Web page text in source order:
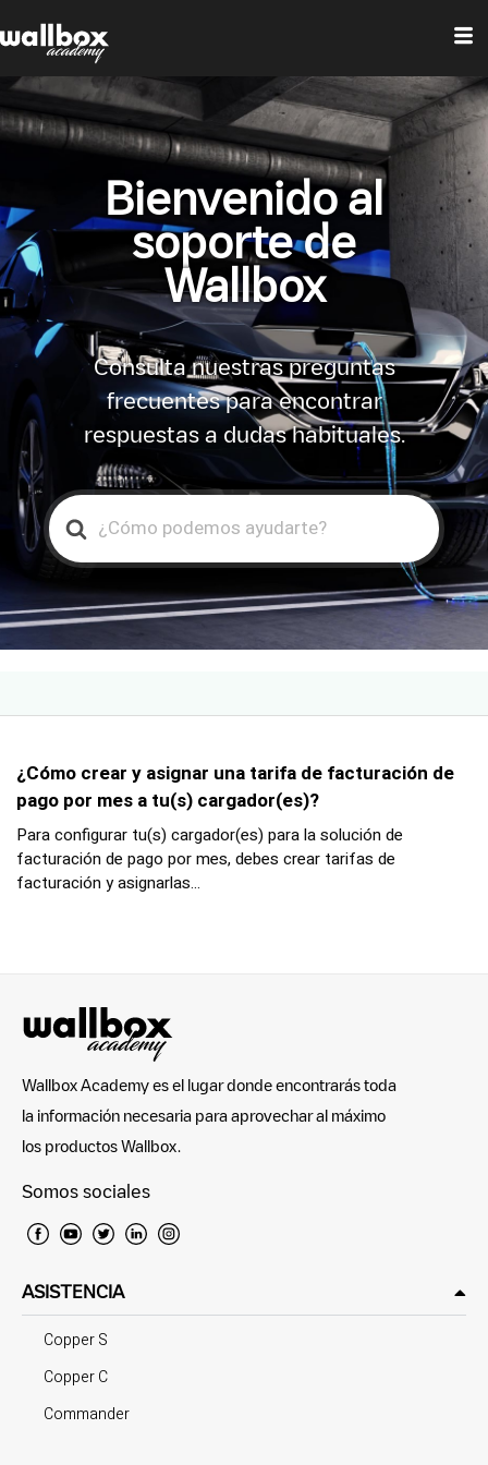
Bienvenido al
soporte de
Wallbox
Consulta nuestras preguntas
frecuentes para encontrar
respuestas a dudas habituales.
Search
For
¿Cómo crear y asignar una tarifa de facturación de
pago por mes a tu(s) cargador(es)?
Para configurar tu(s) cargador(es) para la solución de
facturación de pago por mes, debes crear tarifas de
facturación y asignarlas...
Wallbox Academy es el lugar donde encontrarás toda
la información necesaria para aprovechar al máximo
los productos Wallbox.
Somos sociales
ASISTENCIA
Copper S
Copper C
Commander